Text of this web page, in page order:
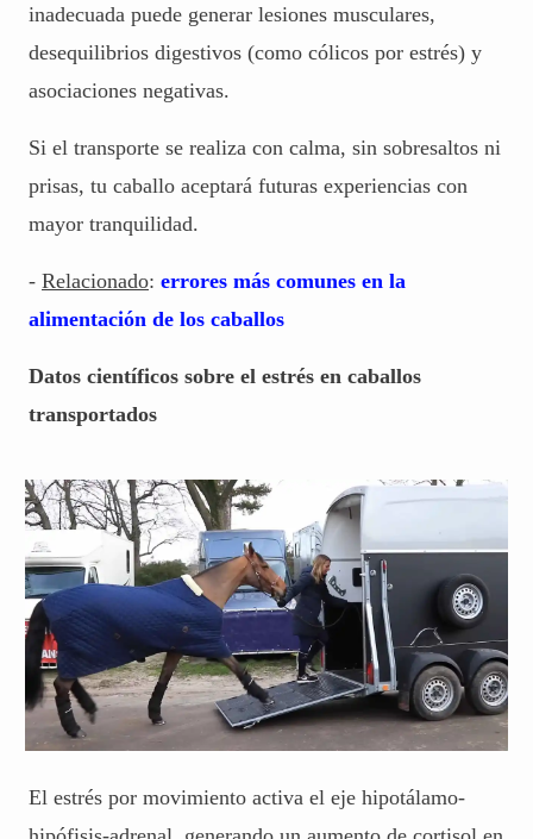
inadecuada puede generar lesiones musculares,
desequilibrios digestivos (como cólicos por estrés) y
asociaciones negativas.
Si el transporte se realiza con calma, sin sobresaltos ni
prisas, tu caballo aceptará futuras experiencias con
mayor tranquilidad.
- Relacionado: errores más comunes en la
alimentación de los caballos
Datos científicos sobre el estrés en caballos
transportados
El estrés por movimiento activa el eje hipotálamo-